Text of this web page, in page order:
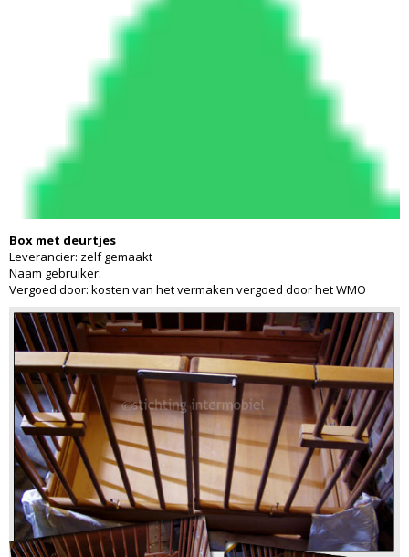
Box met deurtjes
Leverancier: zelf gemaakt
Naam gebruiker:
Vergoed door: kosten van het vermaken vergoed door het WMO